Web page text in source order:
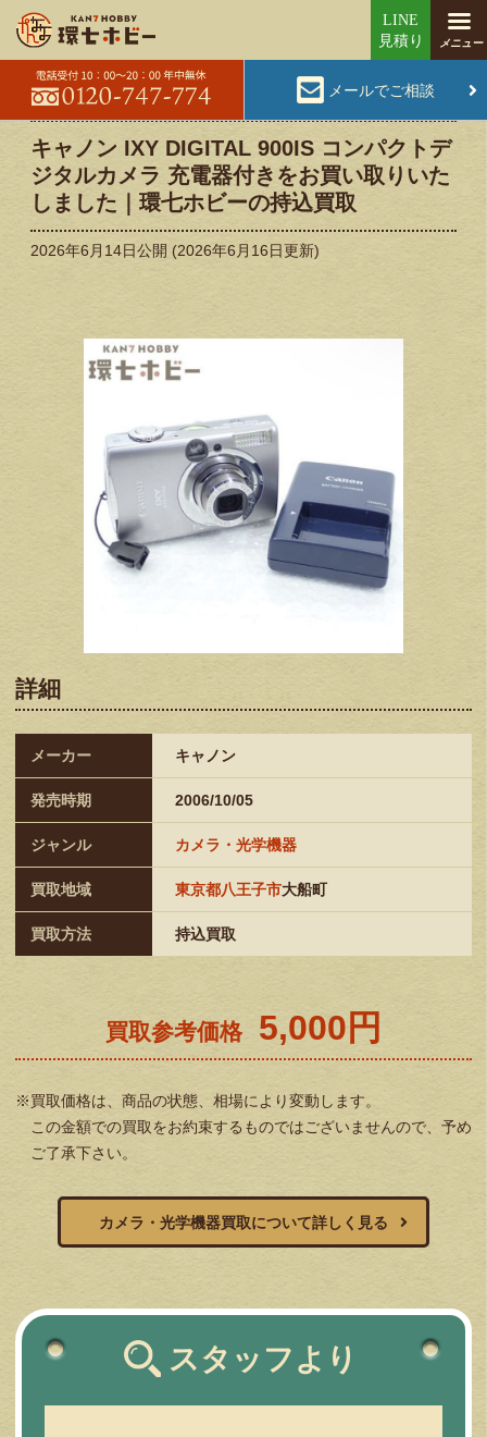
メールでご相談
キャノン IXY DIGITAL 900IS コンパクトデ
ジタルカメラ 充電器付きをお買い取りいた
しました｜環七ホビーの持込買取
2026年6月14日公開 (2026年6月16日更新)
詳細
メーカー キャノン
発売時期 2006/10/05
ジャンル カメラ・光学機器
買取地域 東京都八王子市大船町
買取方法 持込買取
買取参考価格 5,000円
※買取価格は、商品の状態、相場により変動します。
この金額での買取をお約束するものではございませんので、予め
ご了承下さい。
カメラ・光学機器買取について詳しく見る
スタッフより